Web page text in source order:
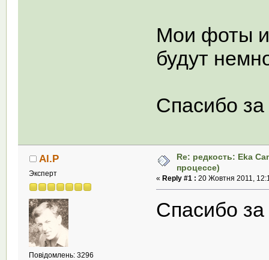
Мои фоты
будут
Спасибо
Al.P
Эксперт
Повідомлень: 3296
Re: редкость: Eka
процессе)
« Reply #1 : 20 Жовтня 2011,
Спасибо